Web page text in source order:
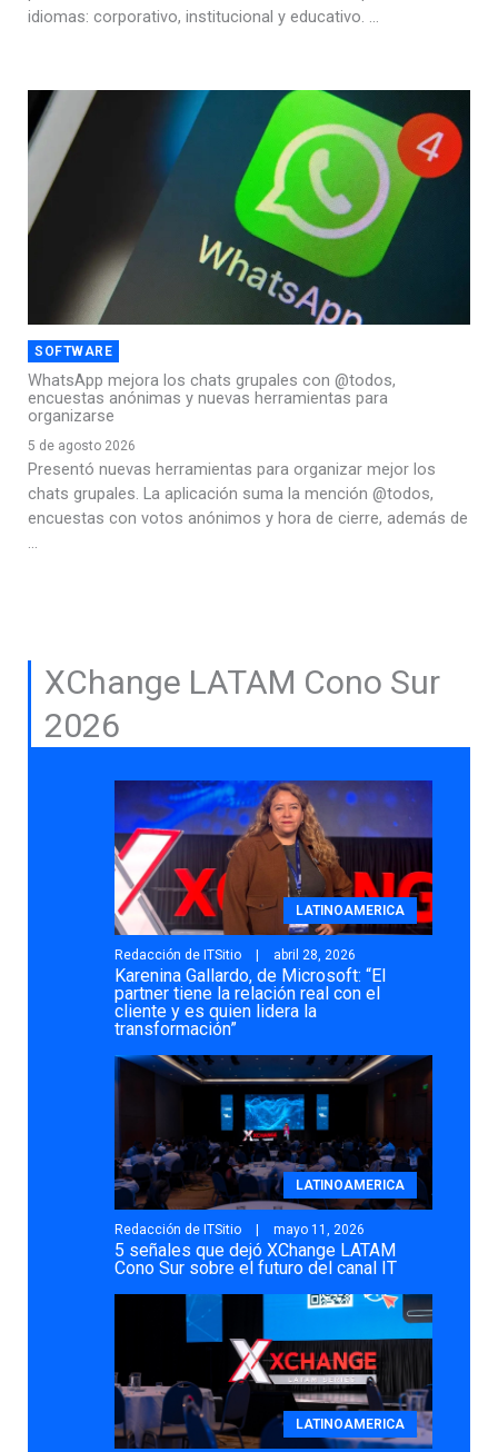
idiomas: corporativo, institucional y educativo. ...
SOFTWARE
WhatsApp mejora los chats grupales con @todos,
encuestas anónimas y nuevas herramientas para
organizarse
5 de agosto 2026
Presentó nuevas herramientas para organizar mejor los
chats grupales. La aplicación suma la mención @todos,
encuestas con votos anónimos y hora de cierre, además de
...
XChange LATAM Cono Sur
2026
LATINOAMERICA
Redacción de ITSitio abril 28, 2026
Karenina Gallardo, de Microsoft: “El
partner tiene la relación real con el
cliente y es quien lidera la
transformación”
LATINOAMERICA
Redacción de ITSitio mayo 11, 2026
5 señales que dejó XChange LATAM
Cono Sur sobre el futuro del canal IT
LATINOAMERICA